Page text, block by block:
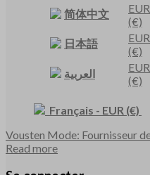
简体中文
EUR
(€)
日本語
EUR
(€)
العربية
EUR
(€)
Français - EUR (€)
Vousten Mode: Fournisseur
Read more